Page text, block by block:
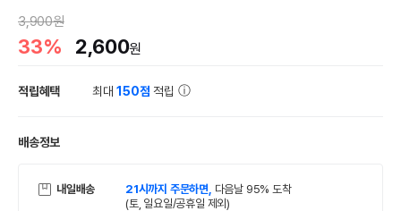
3,900원
33% 2,600원
적립혜택 최대150점 적립
배송정보
내일배송 21시까지 주문하면, 다음날 95% 도착
(토, 일요일/공휴일 제외)